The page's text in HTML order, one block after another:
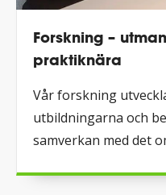
Forskning –
praktiknära
Vår forskning
utbildningarna och
samverkan med det